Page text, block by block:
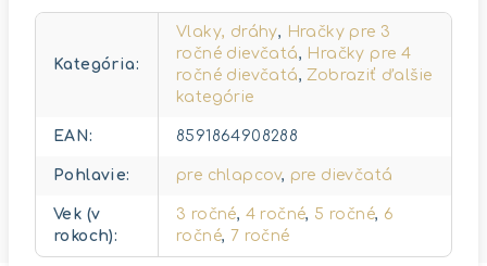
Kategória:
Vlaky, dráhy, Hračky pre 3
ročné dievčatá, Hračky pre 4
ročné dievčatá, Zobraziť ďalšie
kategórie
EAN: 8591864908288
Pohlavie: pre chlapcov, pre dievčatá
Vek (v
rokoch):
3 ročné, 4 ročné, 5 ročné, 6
ročné, 7 ročné